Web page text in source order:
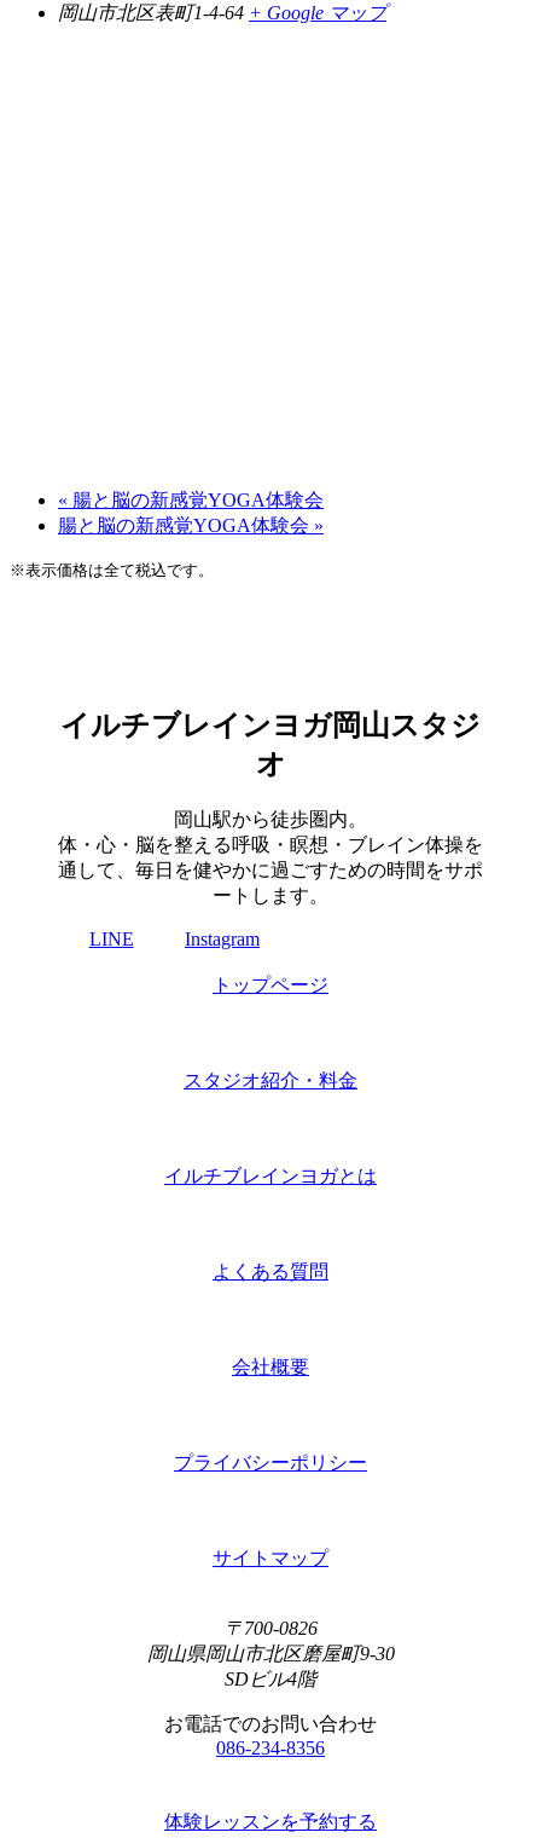
岡山市北区表町1-4-64 + Google マップ
« 腸と脳の新感覚YOGA体験会
腸と脳の新感覚YOGA体験会 »
※表示価格は全て税込です。
イルチブレインヨガ岡山スタジ
オ
岡山駅から徒歩圏内。
体・心・脳を整える呼吸・瞑想・ブレイン体操を
通して、毎日を健やかに過ごすための時間をサポ
ートします。
LINE Instagram
トップページ
スタジオ紹介・料金
イルチブレインヨガとは
よくある質問
会社概要
プライバシーポリシー
サイトマップ
〒700-0826
岡山県岡山市北区磨屋町9-30
SDビル4階
お電話でのお問い合わせ
086-234-8356
体験レッスンを予約する